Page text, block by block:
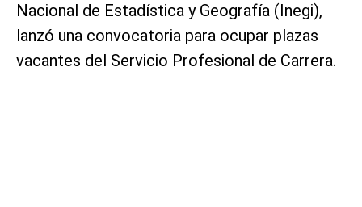
Nacional de Estadística y Geografía (Inegi),
lanzó una convocatoria para ocupar plazas
vacantes del Servicio Profesional de Carrera.